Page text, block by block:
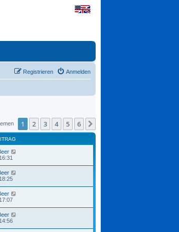
Anmelden
Registrieren
1 2 3 4 5 6